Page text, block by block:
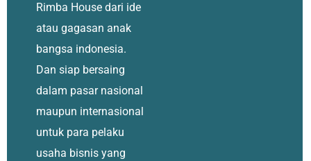
Rimba House dari ide
atau gagasan anak
bangsa indonesia.
Dan siap bersaing
dalam pasar nasional
maupun internasional
untuk para pelaku
usaha bisnis yang